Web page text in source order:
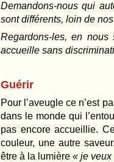
Demandons-nous qui
sont différents, loin de
Regardons-les, en
accueille sans
Guérir
Pour l’aveugle ce n’est
dans le monde qui
pas encore accueillie.
couleur, une autre
être à la lumière « je veux